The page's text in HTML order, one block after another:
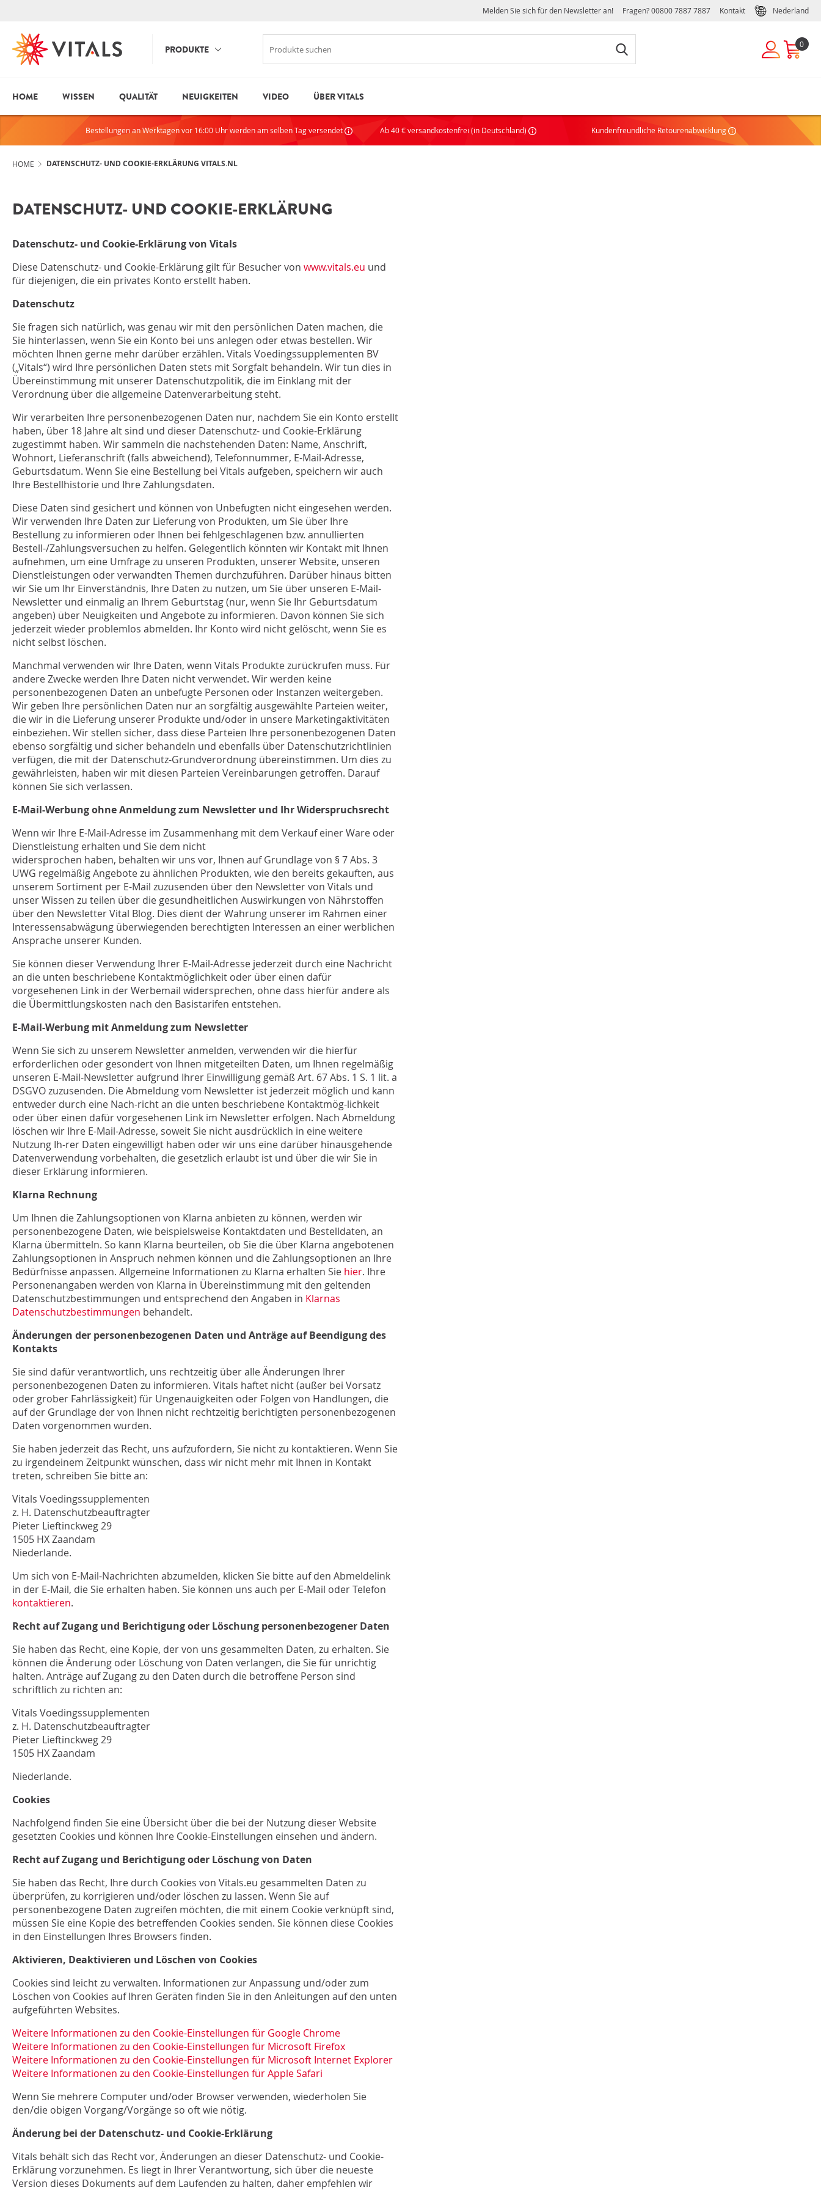
Melden Sie sich für den Newsletter an! Fragen?00800 7887 7887 Kontakt Nederland
PRODUKTE 0
Wir sind jeden Tag für Sie da!
Wenn wir Ihnen irgendwie
00800 7887 7887
E-Mail-Adresse
Passwort anzeigen
Angemeldet bleiben
Wenn Sie noch kein Konto haben, können Sie einfach und schnell
ein privates oder geschäftliches Konto erstellen:
HOME WISSEN QUALITÄT NEUIGKEITEN VIDEO ÜBER VITALS
Bestellungen an Werktagen vor 16:00 Uhr werden am selben Tag versendet Ab 40 € versandkostenfrei (in Deutschland) Kundenfreundliche Retourenabwicklung
HOME DATENSCHUTZ- UND COOKIE-ERKLÄRUNG VITALS.NL
DATENSCHUTZ- UND COOKIE-ERKLÄRUNG
Datenschutz- und Cookie-Erklärung von Vitals
Diese Datenschutz- und Cookie-Erklärung gilt für Besucher von www.vitals.eu und
für diejenigen, die ein privates Konto erstellt haben.
Datenschutz
Sie fragen sich natürlich, was genau wir mit den persönlichen Daten machen, die
Sie hinterlassen, wenn Sie ein Konto bei uns anlegen oder etwas bestellen. Wir
möchten Ihnen gerne mehr darüber erzählen. Vitals Voedingssupplementen BV
(„Vitals“) wird Ihre persönlichen Daten stets mit Sorgfalt behandeln. Wir tun dies in
Übereinstimmung mit unserer Datenschutzpolitik, die im Einklang mit der
Verordnung über die allgemeine Datenverarbeitung steht.
Wir verarbeiten Ihre personenbezogenen Daten nur, nachdem Sie ein Konto erstellt
haben, über 18 Jahre alt sind und dieser Datenschutz- und Cookie-Erklärung
zugestimmt haben. Wir sammeln die nachstehenden Daten: Name, Anschrift,
Wohnort, Lieferanschrift (falls abweichend), Telefonnummer, E-Mail-Adresse,
Geburtsdatum. Wenn Sie eine Bestellung bei Vitals aufgeben, speichern wir auch
Ihre Bestellhistorie und Ihre Zahlungsdaten.
Diese Daten sind gesichert und können von Unbefugten nicht eingesehen werden.
Wir verwenden Ihre Daten zur Lieferung von Produkten, um Sie über Ihre
Bestellung zu informieren oder Ihnen bei fehlgeschlagenen bzw. annullierten
Bestell-/Zahlungsversuchen zu helfen. Gelegentlich könnten wir Kontakt mit Ihnen
aufnehmen, um eine Umfrage zu unseren Produkten, unserer Website, unseren
Dienstleistungen oder verwandten Themen durchzuführen. Darüber hinaus bitten
wir Sie um Ihr Einverständnis, Ihre Daten zu nutzen, um Sie über unseren E-Mail-
Newsletter und einmalig an Ihrem Geburtstag (nur, wenn Sie Ihr Geburtsdatum
angeben) über Neuigkeiten und Angebote zu informieren. Davon können Sie sich
jederzeit wieder problemlos abmelden. Ihr Konto wird nicht gelöscht, wenn Sie es
nicht selbst löschen.
Manchmal verwenden wir Ihre Daten, wenn Vitals Produkte zurückrufen muss. Für
andere Zwecke werden Ihre Daten nicht verwendet. Wir werden keine
personenbezogenen Daten an unbefugte Personen oder Instanzen weitergeben.
Wir geben Ihre persönlichen Daten nur an sorgfältig ausgewählte Parteien weiter,
die wir in die Lieferung unserer Produkte und/oder in unsere Marketingaktivitäten
einbeziehen. Wir stellen sicher, dass diese Parteien Ihre personenbezogenen Daten
ebenso sorgfältig und sicher behandeln und ebenfalls über Datenschutzrichtlinien
verfügen, die mit der Datenschutz-Grundverordnung übereinstimmen. Um dies zu
gewährleisten, haben wir mit diesen Parteien Vereinbarungen getroffen. Darauf
können Sie sich verlassen.
E-Mail-Werbung ohne Anmeldung zum Newsletter und Ihr Widerspruchsrecht
Wenn wir Ihre E-Mail-Adresse im Zusammenhang mit dem Verkauf einer Ware oder
Dienstleistung erhalten und Sie dem nicht
widersprochen haben, behalten wir uns vor, Ihnen auf Grundlage von § 7 Abs. 3
UWG regelmäßig Angebote zu ähnlichen Produkten, wie den bereits gekauften, aus
unserem Sortiment per E-Mail zuzusenden über den Newsletter von Vitals und
unser Wissen zu teilen über die gesundheitlichen Auswirkungen von Nährstoffen
über den Newsletter Vital Blog. Dies dient der Wahrung unserer im Rahmen einer
Interessensabwägung überwiegenden berechtigten Interessen an einer werblichen
Ansprache unserer Kunden.
Sie können dieser Verwendung Ihrer E-Mail-Adresse jederzeit durch eine Nachricht
an die unten beschriebene Kontaktmöglichkeit oder über einen dafür
vorgesehenen Link in der Werbemail widersprechen, ohne dass hierfür andere als
die Übermittlungskosten nach den Basistarifen entstehen.
E-Mail-Werbung mit Anmeldung zum Newsletter
Wenn Sie sich zu unserem Newsletter anmelden, verwenden wir die hierfür
erforderlichen oder gesondert von Ihnen mitgeteilten Daten, um Ihnen regelmäßig
unseren E-Mail-Newsletter aufgrund Ihrer Einwilligung gemäß Art. 67 Abs. 1 S. 1 lit. a
DSGVO zuzusenden. Die Abmeldung vom Newsletter ist jederzeit möglich und kann
entweder durch eine Nach-richt an die unten beschriebene Kontaktmög-lichkeit
oder über einen dafür vorgesehenen Link im Newsletter erfolgen. Nach Abmeldung
löschen wir Ihre E-Mail-Adresse, soweit Sie nicht ausdrücklich in eine weitere
Nutzung Ih-rer Daten eingewilligt haben oder wir uns eine darüber hinausgehende
Datenverwendung vorbehalten, die gesetzlich erlaubt ist und über die wir Sie in
dieser Erklärung informieren.
Klarna Rechnung
Um Ihnen die Zahlungsoptionen von Klarna anbieten zu können, werden wir
personenbezogene Daten, wie beispielsweise Kontaktdaten und Bestelldaten, an
Klarna übermitteln. So kann Klarna beurteilen, ob Sie die über Klarna angebotenen
Zahlungsoptionen in Anspruch nehmen können und die Zahlungsoptionen an Ihre
Bedürfnisse anpassen. Allgemeine Informationen zu Klarna erhalten Sie hier. Ihre
Personenangaben werden von Klarna in Übereinstimmung mit den geltenden
Datenschutzbestimmungen und entsprechend den Angaben in Klarnas
Datenschutzbestimmungen behandelt.
Änderungen der personenbezogenen Daten und Anträge auf Beendigung des
Kontakts
Sie sind dafür verantwortlich, uns rechtzeitig über alle Änderungen Ihrer
personenbezogenen Daten zu informieren. Vitals haftet nicht (außer bei Vorsatz
oder grober Fahrlässigkeit) für Ungenauigkeiten oder Folgen von Handlungen, die
auf der Grundlage der von Ihnen nicht rechtzeitig berichtigten personenbezogenen
Daten vorgenommen wurden.
Sie haben jederzeit das Recht, uns aufzufordern, Sie nicht zu kontaktieren. Wenn Sie
zu irgendeinem Zeitpunkt wünschen, dass wir nicht mehr mit Ihnen in Kontakt
treten, schreiben Sie bitte an:
Vitals Voedingssupplementen
z. H. Datenschutzbeauftragter
Pieter Lieftinckweg 29
1505 HX Zaandam
Niederlande.
Um sich von E-Mail-Nachrichten abzumelden, klicken Sie bitte auf den Abmeldelink
in der E-Mail, die Sie erhalten haben. Sie können uns auch per E-Mail oder Telefon
kontaktieren.
Recht auf Zugang und Berichtigung oder Löschung personenbezogener Daten
Sie haben das Recht, eine Kopie, der von uns gesammelten Daten, zu erhalten. Sie
können die Änderung oder Löschung von Daten verlangen, die Sie für unrichtig
halten. Anträge auf Zugang zu den Daten durch die betroffene Person sind
schriftlich zu richten an:
Vitals Voedingssupplementen
z. H. Datenschutzbeauftragter
Pieter Lieftinckweg 29
1505 HX Zaandam
Niederlande.
Cookies
Nachfolgend finden Sie eine Übersicht über die bei der Nutzung dieser Website
gesetzten Cookies und können Ihre Cookie-Einstellungen einsehen und ändern.
Recht auf Zugang und Berichtigung oder Löschung von Daten
Sie haben das Recht, Ihre durch Cookies von Vitals.eu gesammelten Daten zu
überprüfen, zu korrigieren und/oder löschen zu lassen. Wenn Sie auf
personenbezogene Daten zugreifen möchten, die mit einem Cookie verknüpft sind,
müssen Sie eine Kopie des betreffenden Cookies senden. Sie können diese Cookies
in den Einstellungen Ihres Browsers finden.
Aktivieren, Deaktivieren und Löschen von Cookies
Cookies sind leicht zu verwalten. Informationen zur Anpassung und/oder zum
Löschen von Cookies auf Ihren Geräten finden Sie in den Anleitungen auf den unten
aufgeführten Websites.
Weitere Informationen zu den Cookie-Einstellungen für Google Chrome
Weitere Informationen zu den Cookie-Einstellungen für Microsoft Firefox
Weitere Informationen zu den Cookie-Einstellungen für Microsoft Internet Explorer
Weitere Informationen zu den Cookie-Einstellungen für Apple Safari
Wenn Sie mehrere Computer und/oder Browser verwenden, wiederholen Sie
den/die obigen Vorgang/Vorgänge so oft wie nötig.
Änderung bei der Datenschutz- und Cookie-Erklärung
Vitals behält sich das Recht vor, Änderungen an dieser Datenschutz- und Cookie-
Erklärung vorzunehmen. Es liegt in Ihrer Verantwortung, sich über die neueste
Version dieses Dokuments auf dem Laufenden zu halten, daher empfehlen wir